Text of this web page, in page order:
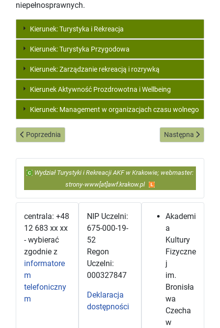
niepełnosprawnych.
Kierunek: Turystyka i Rekreacja
Kierunek: Turystyka Przygodowa
Kierunek: Zarządzanie rekreacją i rozrywką
Kierunek Aktywność Prozdrowotna i Wellbeing
Kierunek: Management w organizacjach czasu wolnego
Poprzednia strona: Dziekanat Wydziału Turystyki i Rekreacji
Poprzednia Następna strona:
Następna
Wydział Turystyki i Rekreacji AKF w Krakowie; webmaster:
strony-www[at]awf.krakow.pl
centrala: +48
12 683 xx xx
- wybierać
zgodnie z
informatore
m
telefoniczny
m
NIP Uczelni:
675-000-19-
52
Regon
Uczelni:
000327847
Deklaracja
dostępności
Akademi
a
Kultury
Fizyczne
j
im.
Bronisła
wa
Czecha
w